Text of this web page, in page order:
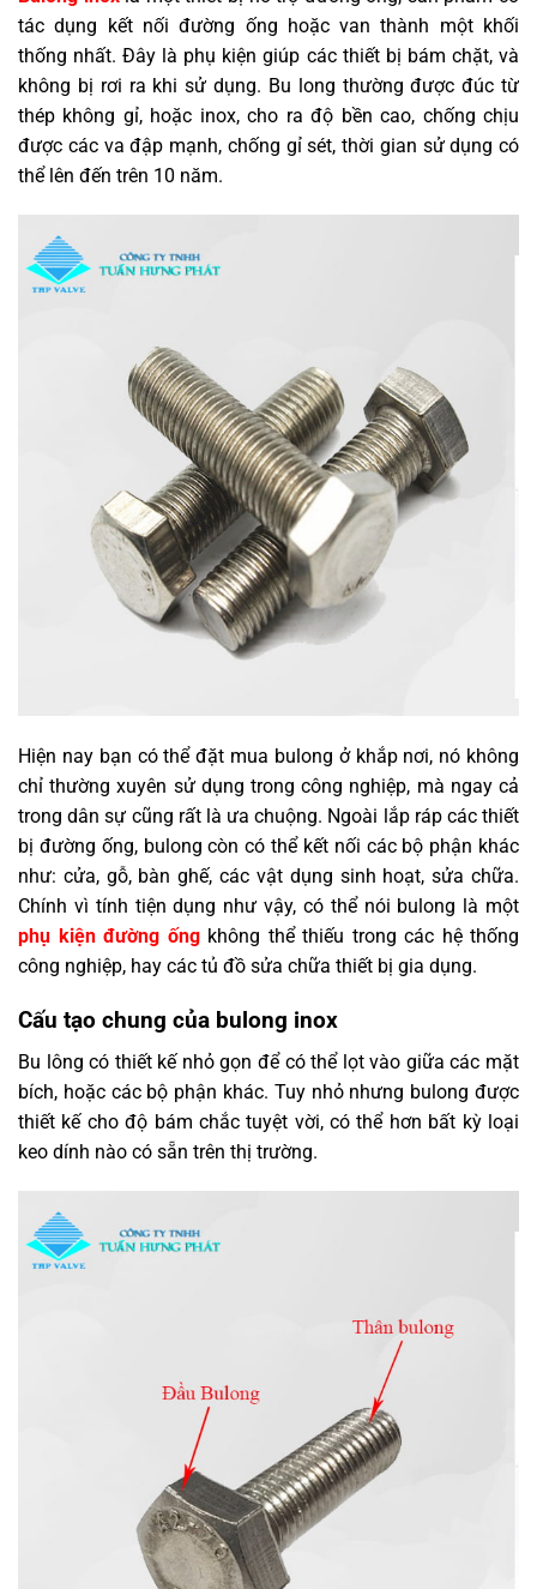
tác dụng kết nối đường ống hoặc van thành một khối
thống nhất. Đây là phụ kiện giúp các thiết bị bám chặt, và
không bị rơi ra khi sử dụng. Bu long thường được đúc từ
thép không gỉ, hoặc inox, cho ra độ bền cao, chống chịu
được các va đập mạnh, chống gỉ sét, thời gian sử dụng có
thể lên đến trên 10 năm.
Hiện nay bạn có thể đặt mua bulong ở khắp nơi, nó không
chỉ thường xuyên sử dụng trong công nghiệp, mà ngay cả
trong dân sự cũng rất là ưa chuộng. Ngoài lắp ráp các thiết
bị đường ống, bulong còn có thể kết nối các bộ phận khác
như: cửa, gỗ, bàn ghế, các vật dụng sinh hoạt, sửa chữa.
Chính vì tính tiện dụng như vậy, có thể nói bulong là một
phụ kiện đường ốngkhông thể thiếu trong các hệ thống
công nghiệp, hay các tủ đồ sửa chữa thiết bị gia dụng.
Cấu tạo chung của bulong inox
Bu lông có thiết kế nhỏ gọn để có thể lọt vào giữa các mặt
bích, hoặc các bộ phận khác. Tuy nhỏ nhưng bulong được
thiết kế cho độ bám chắc tuyệt vời, có thể hơn bất kỳ loại
keo dính nào có sẵn trên thị trường.